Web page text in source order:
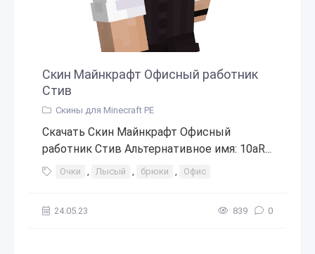
Скин Майнкрафт Офисный работник
Стив
Скины для Minecraft PE
Скачать Скин Майнкрафт Офисный
работник Стив Альтернативное имя: 10aR...
Очки , Лысый , брюки , Офис
24.05.23 839 0